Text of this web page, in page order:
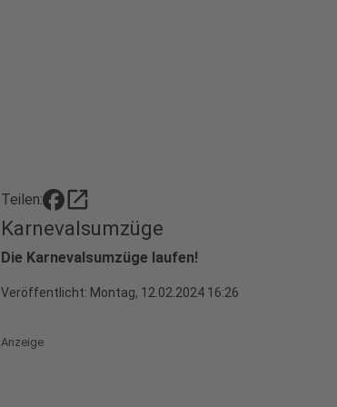
Teilen: open_in_new
Karnevalsumzüge
Die Karnevalsumzüge laufen!
Veröffentlicht: Montag, 12.02.2024 16:26
Anzeige